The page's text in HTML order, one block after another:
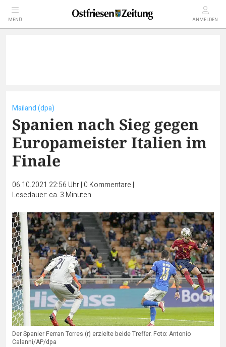
MENÜ ANMELDEN
Mailand (dpa)
Spanien nach Sieg gegen
Europameister Italien im
Finale
06.10.2021 22:56 Uhr| 0 Kommentare |
Lesedauer: ca. 3 Minuten
Der Spanier Ferran Torres (r) erzielte beide Treffer. Foto: Antonio
Calanni/AP/dpa